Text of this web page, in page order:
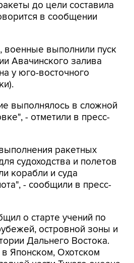
до цели составила
в сообщении
выполнили пуск
Авачинского залива
у юго-восточного
выполнялось в сложной
- отметили в пресс-
ракетных
судоходства и полетов
корабли и суда
- сообщили в пресс-
о старте учений по
островной зоны и
Дальнего Востока.
Японском, Охотском